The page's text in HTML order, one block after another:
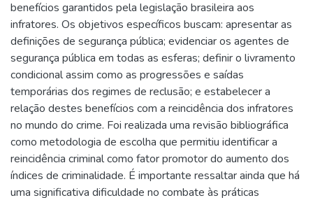
benefícios garantidos pela legislação brasileira aos
infratores. Os objetivos específicos buscam: apresentar as
definições de segurança pública; evidenciar os agentes de
segurança pública em todas as esferas; definir o livramento
condicional assim como as progressões e saídas
temporárias dos regimes de reclusão; e estabelecer a
relação destes benefícios com a reincidência dos infratores
no mundo do crime. Foi realizada uma revisão bibliográfica
como metodologia de escolha que permitiu identificar a
reincidência criminal como fator promotor do aumento dos
índices de criminalidade. É importante ressaltar ainda que há
uma significativa dificuldade no combate às práticas